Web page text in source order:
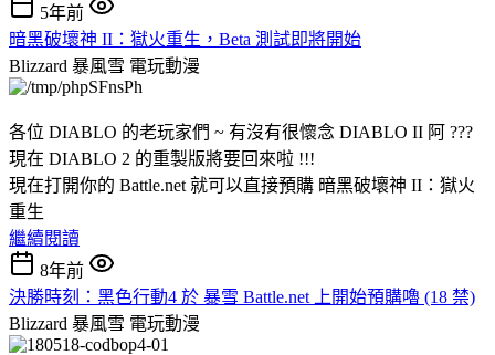
5年前
暗黑破壞神 II：獄火重生，Beta 測試即將開始
Blizzard 暴風雪 電玩動漫
各位 DIABLO 的老玩家們 ~ 有沒有很懷念 DIABLO II 阿 ???
現在 DIABLO 2 的重製版將要回來啦 !!!
現在打開你的 Battle.net 就可以直接預購 暗黑破壞神 II：獄火
重生
繼續閱讀
8年前
決勝時刻：黑色行動4 於 暴雪 Battle.net 上開始預購嚕 (18 禁)
Blizzard 暴風雪 電玩動漫